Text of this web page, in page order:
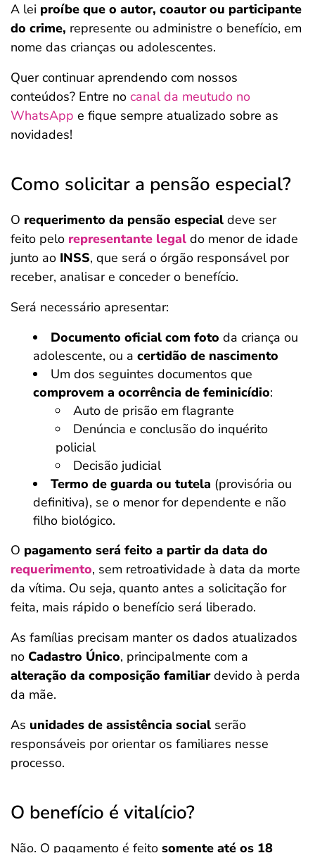
A lei proíbe que o autor, coautor ou participante
do crime, represente ou administre o benefício, em
nome das crianças ou adolescentes.
Quer continuar aprendendo com nossos
conteúdos? Entre no canal da meutudo no
WhatsApp e fique sempre atualizado sobre as
novidades!
Como solicitar a pensão especial?
O requerimento da pensão especial deve ser
feito pelo representante legal do menor de idade
junto ao INSS, que será o órgão responsável por
receber, analisar e conceder o benefício.
Será necessário apresentar:
Documento oficial com foto da criança ou
adolescente, ou a certidão de nascimento
Um dos seguintes documentos que
comprovem a ocorrência de feminicídio:
Auto de prisão em flagrante
Denúncia e conclusão do inquérito
policial
Decisão judicial
Termo de guarda ou tutela (provisória ou
definitiva), se o menor for dependente e não
filho biológico.
O pagamento será feito a partir da data do
requerimento, sem retroatividade à data da morte
da vítima. Ou seja, quanto antes a solicitação for
feita, mais rápido o benefício será liberado.
As famílias precisam manter os dados atualizados
no Cadastro Único, principalmente com a
alteração da composição familiardevido à perda
da mãe.
As unidades de assistência social serão
responsáveis por orientar os familiares nesse
processo.
O benefício é vitalício?
Não. O pagamento é feito somente até os 18